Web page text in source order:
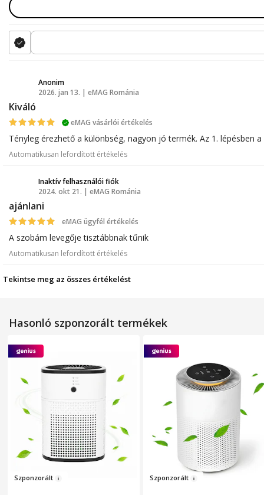
Anonim
2026. jan 13. | eMAG Románia
Kiváló
eMAG vásárlói értékelés
Tényleg érezhető a különbség, nagyon jó termék. Az 1. lépésben
Automatikusan lefordított értékelés
Inaktív felhasználói fiók
2024. okt 21. | eMAG Románia
ajánlani
eMAG ügyfél értékelés
A szobám levegője tisztábbnak tűnik
Automatikusan lefordított értékelés
Tekintse meg az összes értékelést
Hasonló szponzorált termékek
Szponzorált Szponzorált